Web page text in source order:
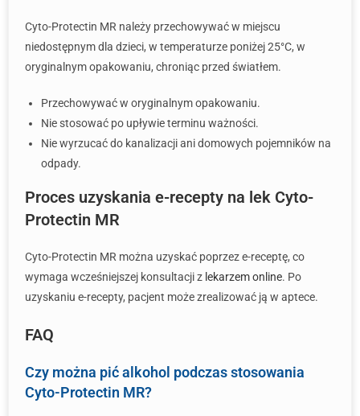
Cyto-Protectin MR należy przechowywać w miejscu
niedostępnym dla dzieci, w temperaturze poniżej 25°C, w
oryginalnym opakowaniu, chroniąc przed światłem.
Przechowywać w oryginalnym opakowaniu.
Nie stosować po upływie terminu ważności.
Nie wyrzucać do kanalizacji ani domowych pojemników na
odpady.
Proces uzyskania e-recepty na lek Cyto-
Protectin MR
Cyto-Protectin MR można uzyskać poprzez e-receptę, co
wymaga wcześniejszej konsultacji z lekarzem online. Po
uzyskaniu e-recepty, pacjent może zrealizować ją w aptece.
FAQ
Czy można pić alkohol podczas stosowania
Cyto-Protectin MR?